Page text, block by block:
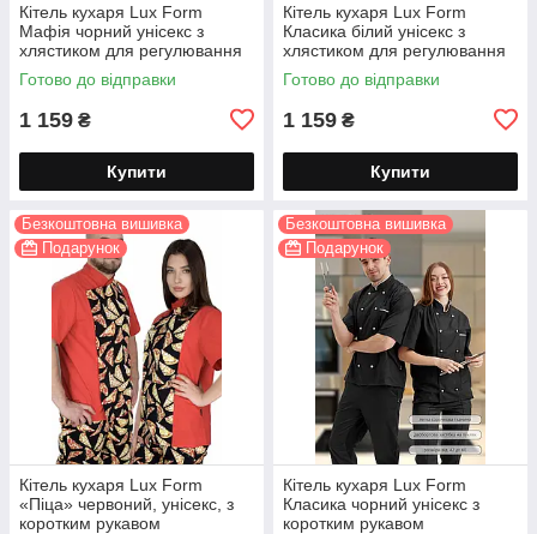
Кітель кухаря Lux Form
Мафія чорний унісекс з
хлястиком для регулювання
довжини рукава
Готово до відправки
1 159 ₴
Купити
Кітель кухаря Lux Form
Класика білий унісекс з
хлястиком для регулювання
довжини рукава
Готово до відправки
1 159 ₴
Купити
Безкоштовна вишивка
Подарунок
Кітель кухаря Lux Form
«Піца» червоний, унісекс, з
коротким рукавом
Безкоштовна вишивка
Подарунок
Кітель кухаря Lux Form
Класика чорний унісекс з
коротким рукавом